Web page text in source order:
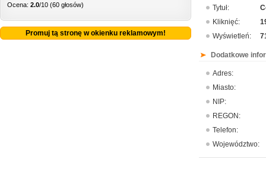
Ocena: 2.0/10 (60 głosów)
Promuj tą stronę w okienku reklamowym!
Tytuł:
Kliknięć:
Wyświetleń:
Dodatkowe
Adres:
Miasto:
NIP:
REGON:
Telefon:
Województwo: